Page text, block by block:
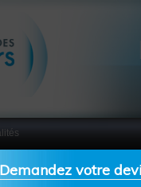
Demandez votre